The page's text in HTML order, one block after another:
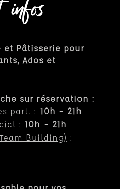
et Pâtisserie pour
Ados et
sur réservation :
part. : 10h – 21h
: 10h – 21h
Building) :